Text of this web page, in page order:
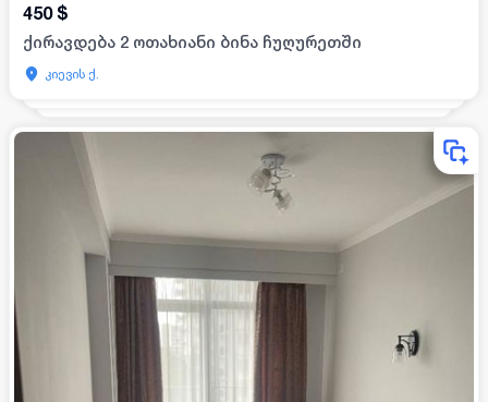
450 $
ქირავდება 2 ოთახიანი ბინა ჩუღურეთში
კიევის ქ.